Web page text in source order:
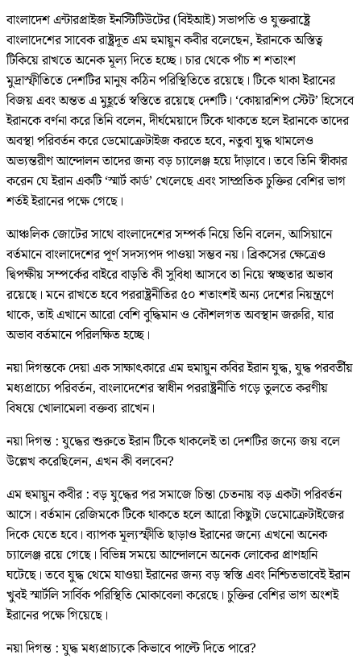
বাংলাদেশ এন্টারপ্রাইজ ইনস্টিটিউটের (বিইআই) সভাপতি ও যুক্তরাষ্ট্রে
বাংলাদেশের সাবেক রাষ্ট্রদূত এম হুমায়ুন কবীর বলেছেন, ইরানকে অস্তিত্ব
টিকিয়ে রাখতে অনেক মূল্য দিতে হচ্ছে। চার থেকে পাঁচ শ শতাংশ
মুদ্রাস্ফীতিতে দেশটির মানুষ কঠিন পরিস্থিতিতে রয়েছে। টিকে থাকা ইরানের
বিজয় এবং অন্তত এ মুহূর্তে স্বস্তিতে রয়েছে দেশটি। ‘কোয়ারশিপ স্টেট’ হিসেবে
ইরানকে বর্ণনা করে তিনি বলেন, দীর্ঘমেয়াদে টিকে থাকতে হলে ইরানকে তাদের
অবস্থা পরিবর্তন করে ডেমোক্রেটাইজ করতে হবে, নতুবা যুদ্ধ থামলেও
অভ্যন্তরীণ আন্দোলন তাদের জন্য বড় চ্যালেঞ্জ হয়ে দাঁড়াবে। তবে তিনি স্বীকার
করেন যে ইরান একটি ‘স্মার্ট কার্ড’ খেলেছে এবং সাম্প্রতিক চুক্তির বেশির ভাগ
শর্তই ইরানের পক্ষে গেছে।
আঞ্চলিক জোটের সাথে বাংলাদেশের সম্পর্ক নিয়ে তিনি বলেন, আসিয়ানে
বর্তমানে বাংলাদেশের পূর্ণ সদস্যপদ পাওয়া সম্ভব নয়। ব্রিকসের ক্ষেত্রেও
দ্বিপক্ষীয় সম্পর্কের বাইরে বাড়তি কী সুবিধা আসবে তা নিয়ে স্বচ্ছতার অভাব
রয়েছে। মনে রাখতে হবে পররাষ্ট্রনীতির ৫০ শতাংশই অন্য দেশের নিয়ন্ত্রণে
থাকে, তাই এখানে আরো বেশি বুদ্ধিমান ও কৌশলগত অবস্থান জরুরি, যার
অভাব বর্তমানে পরিলক্ষিত হচ্ছে।
নয়া দিগন্তকে দেয়া এক সাক্ষাৎকারে এম হুমায়ুন কবির ইরান যুদ্ধ, যুদ্ধ পরবর্তীয়
মধ্যপ্রাচ্যে পরিবর্তন, বাংলাদেশের স্বাধীন পররাষ্ট্রনীতি গড়ে তুলতে করণীয়
বিষয়ে খোলামেলা বক্তব্য রাখেন।
নয়া দিগন্ত : যুদ্ধের শুরুতে ইরান টিকে থাকলেই তা দেশটির জন্যে জয় বলে
উল্লেখ করেছিলেন, এখন কী বলবেন?
এম হুমায়ুন কবীর : বড় যুদ্ধের পর সমাজে চিন্তা চেতনায় বড় একটা পরিবর্তন
আসে। বর্তমান রেজিমকে টিকে থাকতে হলে আরো কিছুটা ডেমোক্রেটাইজের
দিকে যেতে হবে। ব্যাপক মূল্যস্ফীতি ছাড়াও ইরানের জন্যে এখনো অনেক
চ্যালেঞ্জ রয়ে গেছে। বিভিন্ন সময়ে আন্দোলনে অনেক লোকের প্রাণহানি
ঘটেছে। তবে যুদ্ধ থেমে যাওয়া ইরানের জন্য বড় স্বস্তি এবং নিশ্চিতভাবেই ইরান
খুবই স্মার্টলি সার্বিক পরিস্থিতি মোকাবেলা করেছে। চুক্তির বেশির ভাগ অংশই
ইরানের পক্ষে গিয়েছে।
নয়া দিগন্ত : যুদ্ধ মধ্যপ্রাচ্যকে কিভাবে পাল্টে দিতে পারে?